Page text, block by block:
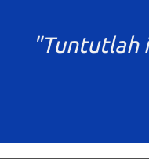
"Tuntutlah